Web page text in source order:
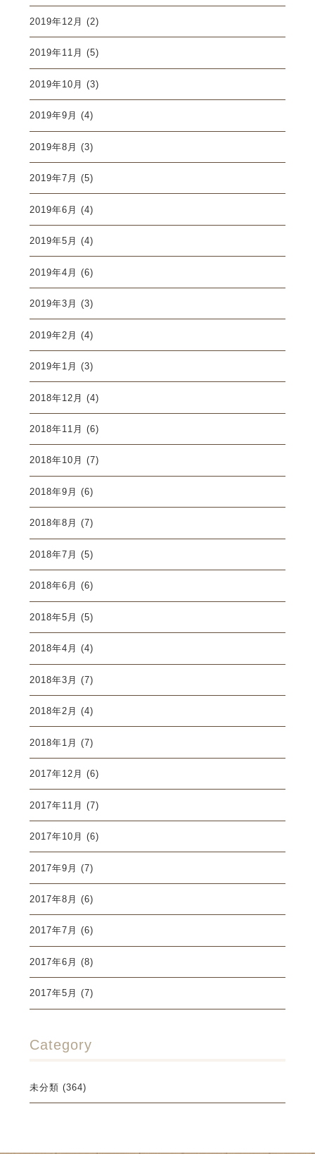
2019年12月 (2)
2019年11月 (5)
2019年10月 (3)
2019年9月 (4)
2019年8月 (3)
2019年7月 (5)
2019年6月 (4)
2019年5月 (4)
2019年4月 (6)
2019年3月 (3)
2019年2月 (4)
2019年1月 (3)
2018年12月 (4)
2018年11月 (6)
2018年10月 (7)
2018年9月 (6)
2018年8月 (7)
2018年7月 (5)
2018年6月 (6)
2018年5月 (5)
2018年4月 (4)
2018年3月 (7)
2018年2月 (4)
2018年1月 (7)
2017年12月 (6)
2017年11月 (7)
2017年10月 (6)
2017年9月 (7)
2017年8月 (6)
2017年7月 (6)
2017年6月 (8)
2017年5月 (7)
Category
未分類 (364)